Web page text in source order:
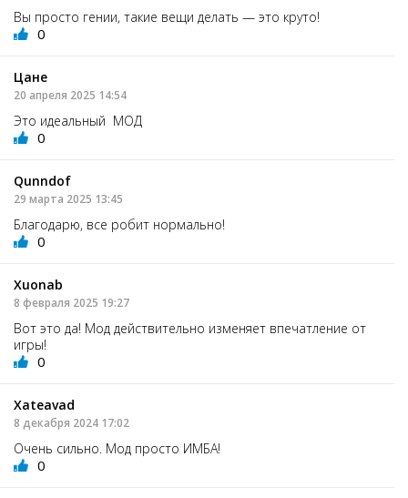
Вы просто гении, такие вещи делать — это круто!
0
Цане
20 апреля 2025 14:54
Это идеальный МОД
0
Qunndof
29 марта 2025 13:45
Благодарю, все робит нормально!
0
Xuonab
8 февраля 2025 19:27
Вот это да! Мод действительно изменяет впечатление от
игры!
0
Xateavad
8 декабря 2024 17:02
Очень сильно. Мод просто ИМБА!
0